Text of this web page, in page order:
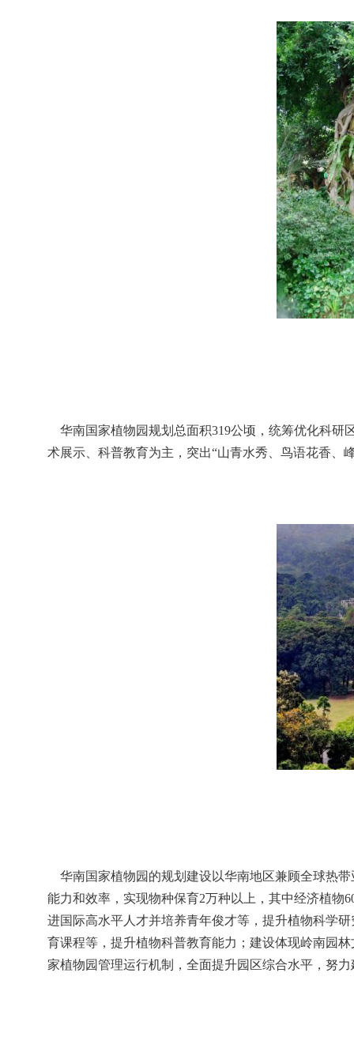
华南国家植物园规划总面积319公顷，统筹优化科研
术展示、科普教育为主，突出“山青水秀、鸟语花香、
华南国家植物园的规划建设以华南地区兼顾全球热
能力和效率，实现物种保育2万种以上，其中经济植物
进国际高水平人才并培养青年俊才等，提升植物科学
育课程等，提升植物科普教育能力；建设体现岭南园
家植物园管理运行机制，全面提升园区综合水平，努